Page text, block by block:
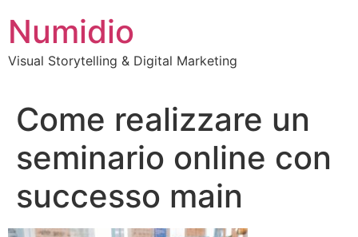
contenuto
Numidio
Visual Storytelling & Digital Marketing
Come realizzare un
seminario online con
successo main